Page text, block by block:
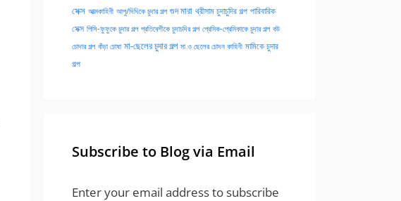
সেক্স আত্মকাহিনী আপু/দিদিকে চুদার গল্প গুদ মারা থ্রীসাম চুদাচুদির গল্প পারিবারিক
সেক্স পিসি-ফুফুকে চুদার গল্প প্রতিবেশীকে চুদাচদির গল্প প্রেমিক-প্রেমিকাকে চুদার গল্প বউ
চোদার গল্প বাঁড়া চোষা মা-ছেলের চুদার গল্প মা ও ছেলের চোদন কাহিনী মামিকে চুদার
গল্প
Subscribe to Blog via Email
Enter your email address to subscribe